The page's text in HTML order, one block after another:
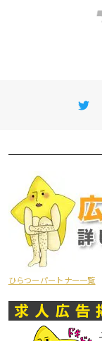
ひらつーパートナー一覧